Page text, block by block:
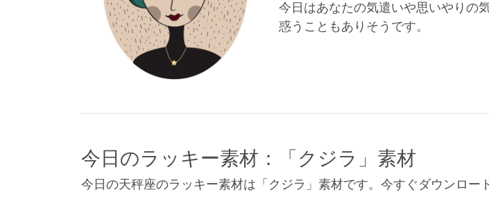
今日はあなたの気遣いや思いやりの
惑うこともありそうです。
今日のラッキー素材：「クジラ」素材
今日の天秤座のラッキー素材は「クジラ」素材です。今すぐダウンロー